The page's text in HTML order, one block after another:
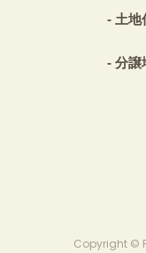
土地
分譲
Copyright ©